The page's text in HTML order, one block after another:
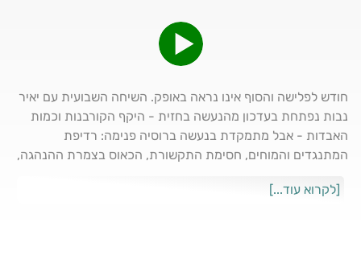
חודש לפלישה והסוף אינו נראה באופק. השיחה השבועית עם יאיר
נבות נפתחת בעדכון מהנעשה בחזית - היקף הקורבנות וכמות
האבדות - אבל מתמקדת בנעשה ברוסיה פנימה: רדיפת
המתנגדים והמוחים, חסימת התקשורת, הכאוס בצמרת ההנהגה,
מנוסים במלחמות ארוכות ומאבקים מרים
[לקרוא עוד...]